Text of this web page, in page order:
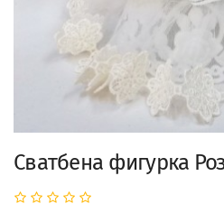
Сватбена фигурка